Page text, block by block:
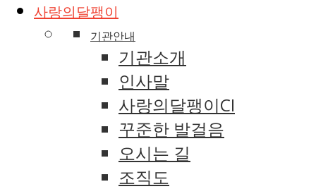
사랑의달팽이
기관안내
기관소개
인사말
사랑의달팽이CI
꾸준한 발걸음
오시는 길
조직도